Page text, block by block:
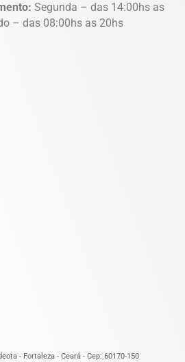
Segunda – das 14:00hs as
– das 08:00hs as 20hs
- Fortaleza - Ceará - Cep: 60170-150